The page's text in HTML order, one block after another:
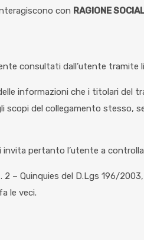
con RAGIONE
consultati dall’utente tramite
informazioni che i titolari del
scopi del collegamento stesso,
invita pertanto l’utente a
2 – Quinquies del D.Lgs 196/
le veci.